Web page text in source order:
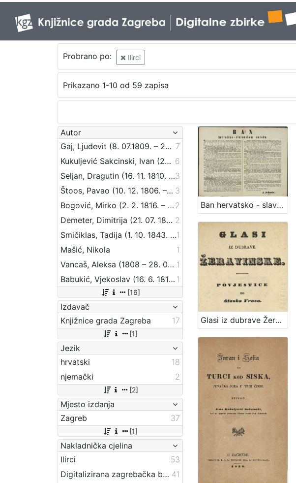
Probrano po: Ilirci
Prikazano 1-10 od 59 zapisa
Autor
Gaj, Ljudevit (8. 07.1809. – 20. 04.1872.) 7
Kukuljević Sakcinski, Ivan (29. 5. 1816. – 1. 8. 1889.) 6
Seljan, Dragutin (16. 11. 1810. – 14. 6. 1848.)3
Štoos, Pavao (10. 12. 1806. – 30. 3. 1862.) 3
Bogović, Mirko (2. 2. 1816. – 4. 5. 1893.) 2
Demeter, Dimitrija (21. 07. 1811. – 24. 06. 1872.) 2
Smičiklas, Tadija (1. 10. 1843. – 8. 6. 1914.)1
Mašić, Nikola
1
Vancaš, Aleksa (1808 – 28. 04. 1884) 1
Babukić, Vjekoslav (16. 6. 1812. – 20. 12. 1875.) 1
[16]
Izdavač
Knjižnice grada Zagreba
17
[1]
Jezik
hrvatski
18
njemački
2
[2]
Mjesto izdanja
Zagreb
37
[1]
Nakladnička cjelina
Ilirci
53
Digitalizirana zagrebačka baština 41
Ban hervatsko - slavonskom narodu / U Zagrebu dne 26. lipnja 1850. J. Jellačić, ban
Glasi iz dubrave Žeravinske : povjestice / od Stanka Vraza.